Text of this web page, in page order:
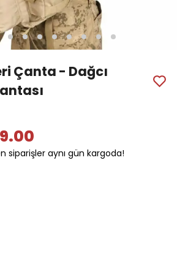
Çanta - Dağcı
siparişler aynı gün kargoda!